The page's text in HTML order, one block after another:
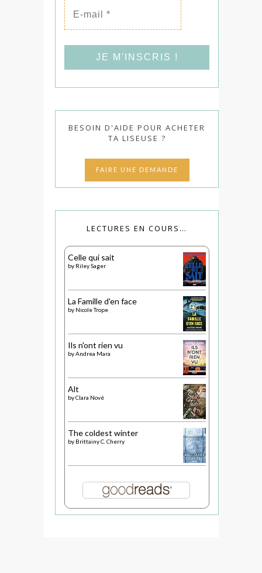
E-
mail
*
BESOIN D'AIDE POUR ACHETER
TA LISEUSE ?
FAIRE UNE DEMANDE
LECTURES EN COURS…
Celle qui sait
by Riley Sager
La Famille d'en face
by Nicole Trope
Ils n'ont rien vu
byAndrea Mara
Alt
byClara Nové
The coldest winter
by Brittainy C. Cherry